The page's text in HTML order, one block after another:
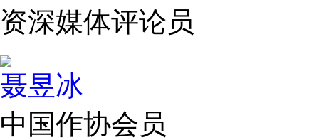
资深媒体评论员
聂昱冰
中国作协会员